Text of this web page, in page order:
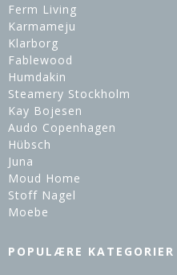
Ferm Living
Karmameju
Klarborg
Fablewood
Humdakin
Steamery Stockholm
Kay Bojesen
Audo Copenhagen
Hübsch
Juna
Moud Home
Stoff Nagel
Moebe
POPULÆRE KATEGORIER